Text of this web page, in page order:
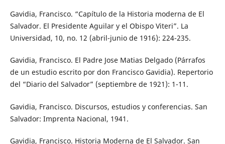
Gavidia, Francisco. “Capítulo de la Historia moderna de El
Salvador. El Presidente Aguilar y el Obispo Viteri”. La
Universidad, 10, no. 12 (abril-junio de 1916): 224-235.
Gavidia, Francisco. El Padre Jose Matias Delgado (Párrafos
de un estudio escrito por don Francisco Gavidia). Repertorio
del “Diario del Salvador” (septiembre de 1921): 1-11.
Gavidia, Francisco. Discursos, estudios y conferencias. San
Salvador: Imprenta Nacional, 1941.
Gavidia, Francisco. Historia Moderna de El Salvador. San